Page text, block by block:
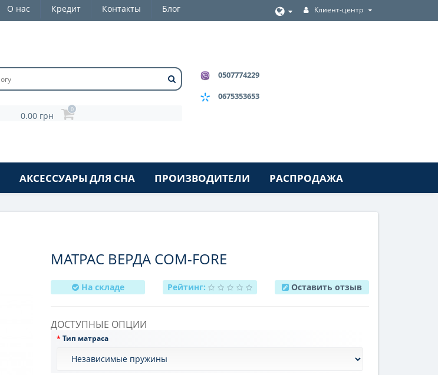
О нас Кредит Контакты Блог Клиент-центр
0.00 грн
0
0507774229
0675353653
АКСЕССУАРЫ ДЛЯ СНА ПРОИЗВОДИТЕЛИ РАСПРОДАЖА
МАТРАС ВЕРДА COM-FORE
На складе Рейтинг: Оставить отзыв
ДОСТУПНЫЕ ОПЦИИ
Тип матраса